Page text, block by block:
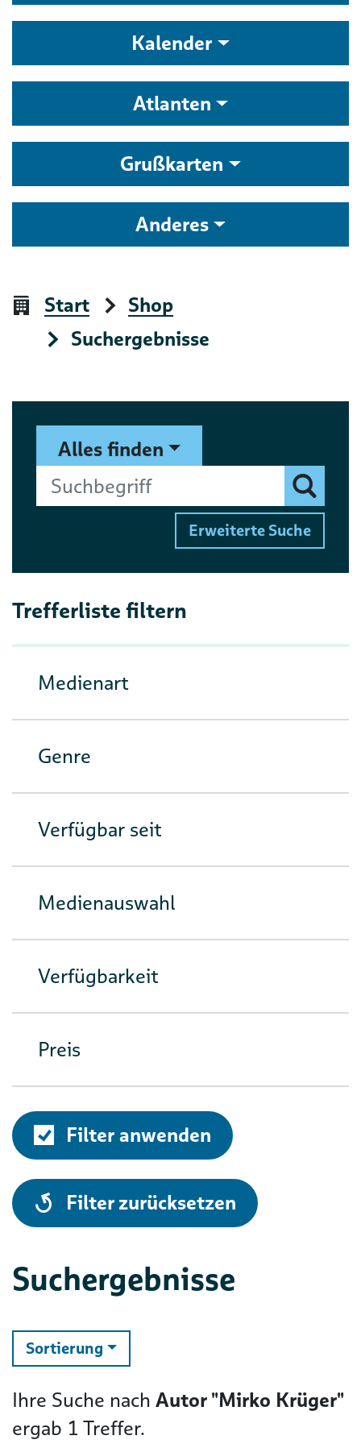
Kalender
Atlanten
Grußkarten
Anderes
Start
Shop
Suchergebnisse
Suchformular
Alles finden
Suchbegriff
Finden
Erweiterte Suche
Trefferliste filtern
Medienart
Genre
Verfügbar seit
Medienauswahl
Verfügbarkeit
Preis
Filter anwenden
alle
Filter zurücksetzen
Suchergebnisse
Sortierung ändern
Ihre Suche nach Autor "Mirko Krüger"
ergab 1 Treffer.